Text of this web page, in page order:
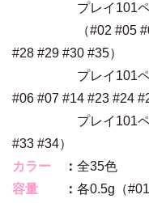
プレイ101ペ
（#02 #05 #08
#28 #29 #30 #35）
プレイ101ペン
#06 #07 #14 #23 #24
プレイ101ペン
#33 #34）
カラー ： 全35色
容量 ： 各0.5g（